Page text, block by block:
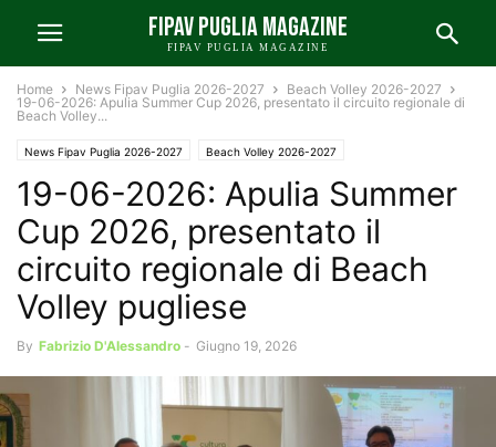
FIPAV PUGLIA MAGAZINE
FIPAV PUGLIA MAGAZINE
Home News Fipav Puglia 2026-2027
Beach Volley 2026-2027
19-06-2026: Apulia Summer Cup 2026, presentato il circuito regionale di
Beach Volley...
News Fipav Puglia 2026-2027 Beach Volley 2026-2027
19-06-2026: Apulia Summer
Cup 2026, presentato il
circuito regionale di Beach
Volley pugliese
By Fabrizio D'Alessandro - Giugno 19, 2026